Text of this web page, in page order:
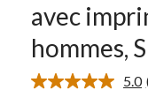
avec
hommes,
5.0